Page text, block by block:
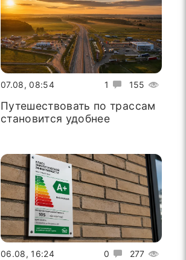
1 155
07.08, 08:54
Путешествовать по трассам
становится удобнее
0 277
06.08, 16:24